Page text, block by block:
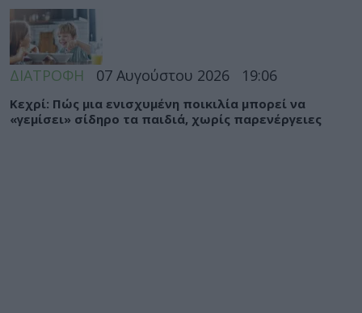
ΔΙΑΤΡΟΦΗ 07 Αυγούστου 2026 19:06
Κεχρί: Πώς μια ενισχυμένη ποικιλία μπορεί να
«γεμίσει» σίδηρο τα παιδιά, χωρίς παρενέργειες